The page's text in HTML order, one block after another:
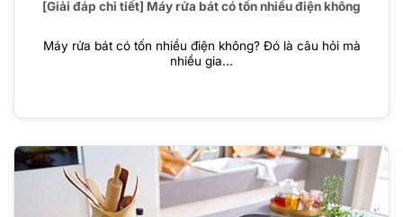
[Giải đáp chi tiết] Máy rửa bát có tốn nhiều điện không
Máy rửa bát có tốn nhiều điện không? Đó là câu hỏi mà
nhiều gia...